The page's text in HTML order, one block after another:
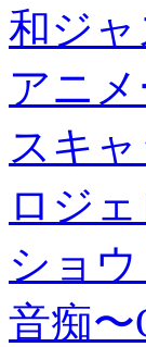
和ジ
アニ
スキ
ロジ
ショ
音痴〜